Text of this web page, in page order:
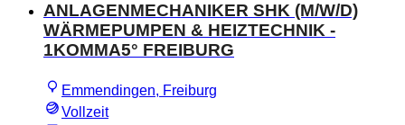
ANLAGENMECHANIKER SHK (M/W/D)
WÄRMEPUMPEN & HEIZTECHNIK -
1KOMMA5° FREIBURG
Emmendingen, Freiburg
Vollzeit